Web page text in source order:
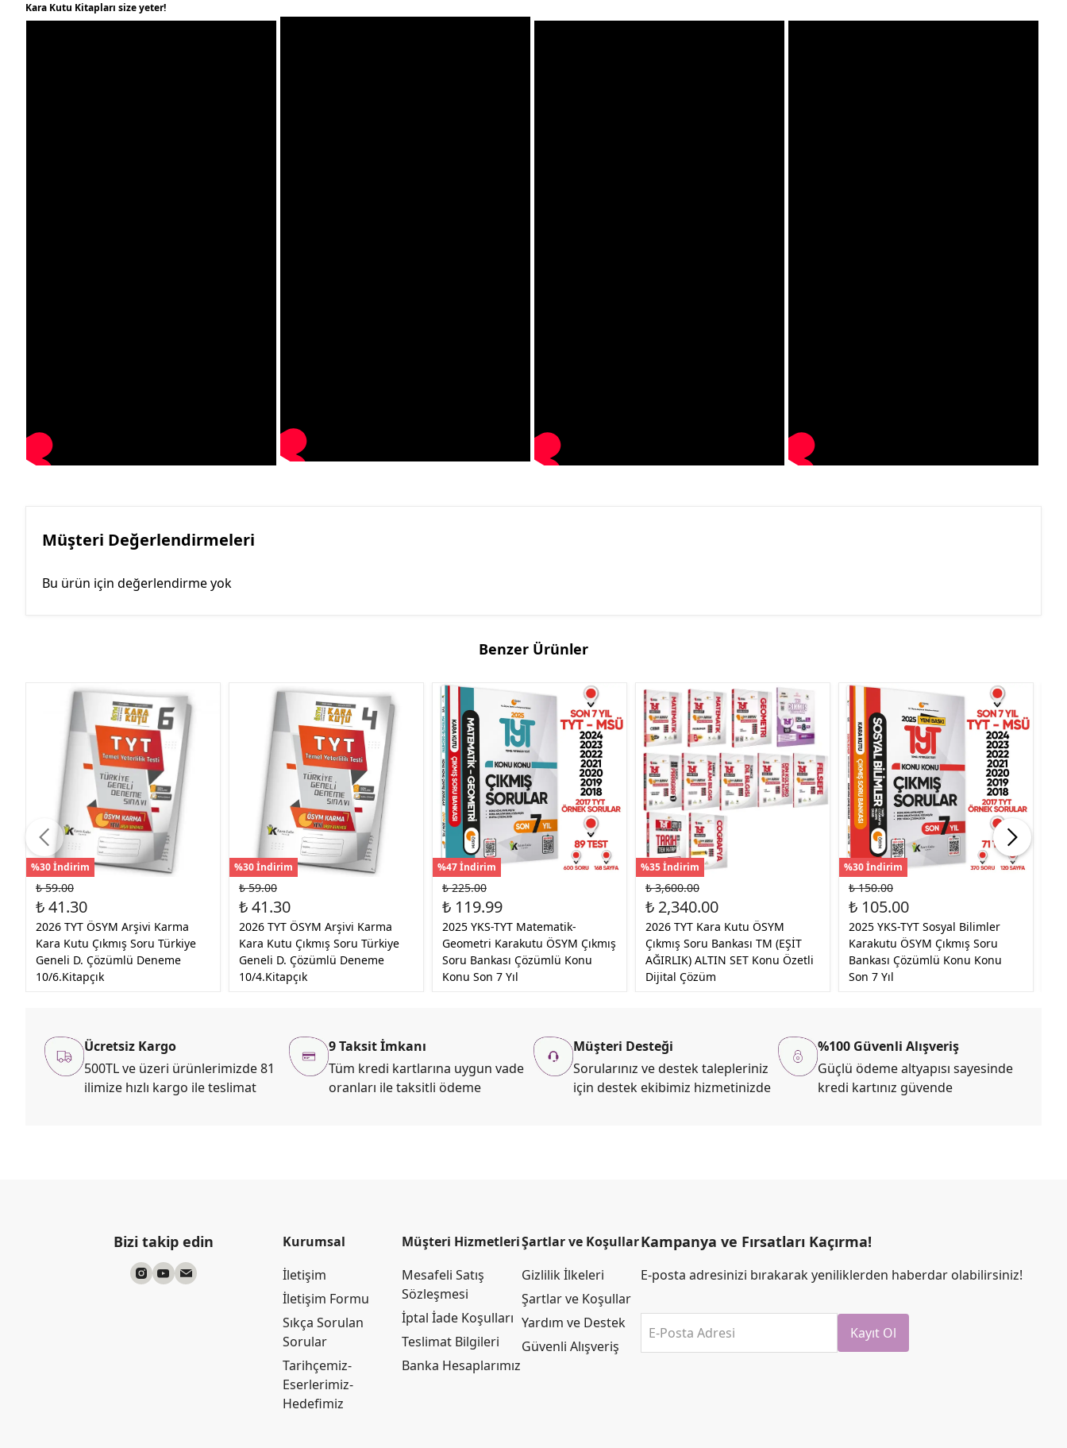
Kara Kutu Kitapları size yeter!
Müşteri Değerlendirmeleri
Bu ürün için değerlendirme yok
Benzer Ürünler
%30 İndirim
₺ 59.00
₺ 41.30
2026 TYT ÖSYM Arşivi Karma
Kara Kutu Çıkmış Soru Türkiye
Geneli D. Çözümlü Deneme
10/6.Kitapçık
%30 İndirim
₺ 59.00
₺ 41.30
2026 TYT ÖSYM Arşivi Karma
Kara Kutu Çıkmış Soru Türkiye
Geneli D. Çözümlü Deneme
10/4.Kitapçık
%47 İndirim
₺ 225.00
₺ 119.99
2025 YKS-TYT Matematik-
Geometri Karakutu ÖSYM Çıkmış
Soru Bankası Çözümlü Konu
Konu Son 7 Yıl
%35 İndirim
₺ 3,600.00
₺ 2,340.00
2026 TYT Kara Kutu ÖSYM
Çıkmış Soru Bankası TM (EŞİT
AĞIRLIK) ALTIN SET Konu Özetli
Dijital Çözüm
%30 İndirim
₺ 150.00
₺ 105.00
2025 YKS-TYT Sosyal Bilimler
Karakutu ÖSYM Çıkmış Soru
Bankası Çözümlü Konu Konu
Son 7 Yıl
Ücretsiz Kargo
500TL ve üzeri ürünlerimizde 81
ilimize hızlı kargo ile teslimat
9 Taksit İmkanı
Tüm kredi kartlarına uygun vade
oranları ile taksitli ödeme
Müşteri Desteği
Sorularınız ve destek talepleriniz
için destek ekibimiz hizmetinizde
%100 Güvenli Alışveriş
Güçlü ödeme altyapısı sayesinde
kredi kartınız güvende
Bizi takip edin
Kurumsal
İletişim
İletişim Formu
Sıkça Sorulan
Sorular
Tarihçemiz-
Eserlerimiz-
Hedefimiz
Müşteri Hizmetleri
Mesafeli Satış
Sözleşmesi
İptal İade Koşulları
Teslimat Bilgileri
Banka Hesaplarımız
Şartlar ve Koşullar
Gizlilik İlkeleri
Şartlar ve Koşullar
Yardım ve Destek
Güvenli Alışveriş
Kampanya ve Fırsatları Kaçırma!
E-posta adresinizi bırakarak yeniliklerden haberdar olabilirsiniz!
E-Posta Adresi Kayıt Ol